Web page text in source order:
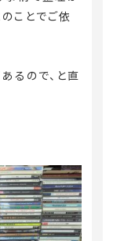
ことでご依
るので、と直